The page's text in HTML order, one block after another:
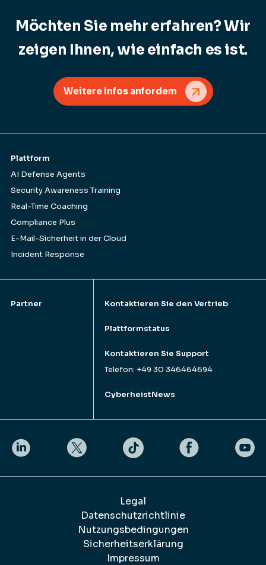
Möchten Sie mehr erfahren? Wir
zeigen Ihnen, wie einfach es ist.
Weitere Infos anfordem
Plattform
AI Defense Agents
Security Awareness Training
Real-Time Coaching
Compliance Plus
E-Mail-Sicherheit in der Cloud
Incident Response
Partner Kontaktieren Sie den Vertrieb
Plattformstatus
Kontaktieren Sie Support
Telefon: +49 30 346464694
CyberheistNews
Legal
Datenschutzrichtlinie
Nutzungsbedingungen
Sicherheitserklärung
Impressum